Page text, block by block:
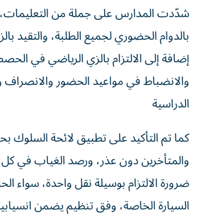
شدّدت المدارس على جملة من التعليمات،
بالدوام الحضوري لجميع الطلبة، والتقيد
إضافة إلى الالتزام بالزي الرياضي في
والانضباط في مواعيد الحضور
الدراسية
كما تم التأكيد على تطبيق لائحة السلوك
والمتأخرين دون عذر، ورصد الغياب في
ضرورة الالتزام بوسيلة نقل واحدة، سواء
السيارة الخاصة، وفق تنظيم يضمن